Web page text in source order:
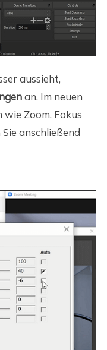
aussieht,
an. Im neuen
Zoom, Fokus
anschließend